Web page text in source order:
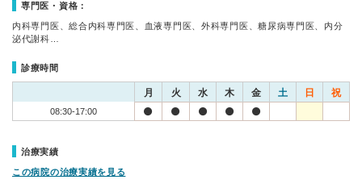
専門医・資格：
内科専門医、総合内科専門医、血液専門医、外科専門医、糖尿病専門医、内分
泌代謝科…
診療時間
月 火 水 木 金 土 日 祝
08:30-17:00
治療実績
この病院の治療実績を見る